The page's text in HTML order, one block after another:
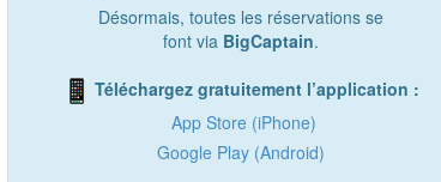
Désormais, toutes les réservations se
font via BigCaptain.
Téléchargez gratuitement l’application :
App Store (iPhone)
Google Play (Android)